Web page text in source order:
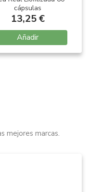
cápsulas
13,25 €
Añadir
mejores marcas.